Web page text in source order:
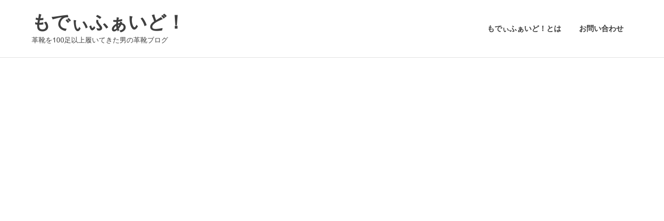
もでぃふぁいど！
革靴を100足以上履いてきた男の革靴ブログ
もでぃふぁいど！とは お問い合わせ